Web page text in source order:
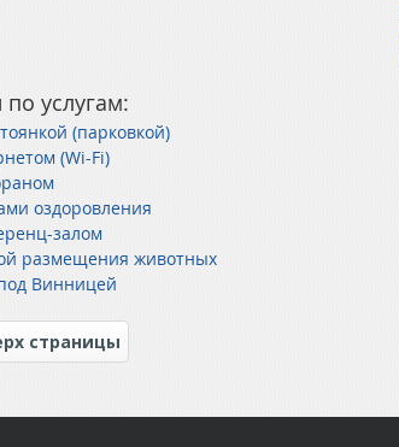
по услугам:
(парковкой)
(Wi-Fi)
оздоровления
залом
размещения животных
Винницей
страницы